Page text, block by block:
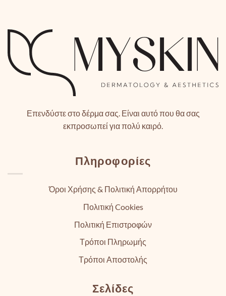
Επενδύστε στο δέρμα σας. Είναι αυτό που θα σας
εκπροσωπεί για πολύ καιρό.
Πληροφορίες
Όροι Χρήσης & Πολιτική Απορρήτου
Πολιτική Cookies
Πολιτική Επιστροφών
Τρόποι Πληρωμής
Τρόποι Αποστολής
Σελίδες